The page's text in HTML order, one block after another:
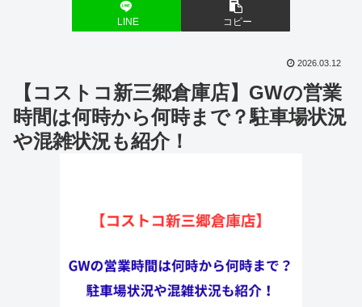
LINE コピー
2026.03.12
【コストコ新三郷倉庫店】GWの営業
時間は何時から何時まで？駐車場状況
や混雑状況も紹介！